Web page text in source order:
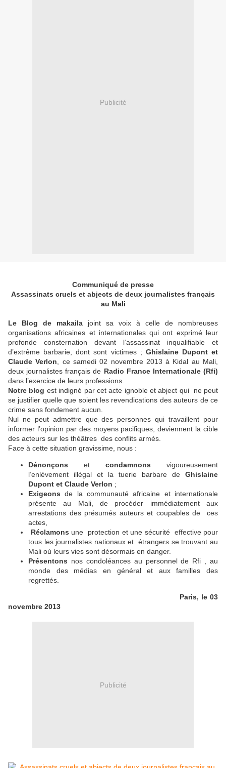
Publicité
Communiqué de presse
Assassinats cruels et abjects de deux journalistes français
au Mali
Le Blog de makaila joint sa voix à celle de nombreuses
organisations africaines et internationales qui ont exprimé leur
profonde consternation devant l’assassinat inqualifiable et
d’extrême barbarie, dont sont victimes ; Ghislaine Dupont et
Claude Verlon , ce samedi 02 novembre 2013 à Kidal au Mali,
deux journalistes français de Radio France Internationale (Rfi)
dans l’exercice de leurs professions.
Notre blog est indigné par cet acte ignoble et abject qui ne peut
se justifier quelle que soient les revendications des auteurs de ce
crime sans fondement aucun.
Nul ne peut admettre que des personnes qui travaillent pour
informer l’opinion par des moyens pacifiques, deviennent la cible
des acteurs sur les théâtres des conflits armés.
Face à cette situation gravissime, nous :
Dénonçons et condamnons vigoureusement
l’enlèvement illégal et la tuerie barbare de Ghislaine
Dupont et Claude Verlon ;
Exigeons de la communauté africaine et internationale
présente au Mali, de procéder immédiatement aux
arrestations des présumés auteurs et coupables de ces
actes,
Réclamons une protection et une sécurité effective pour
tous les journalistes nationaux et étrangers se trouvant au
Mali où leurs vies sont désormais en danger.
Présentons nos condoléances au personnel de Rfi , au
monde des médias en général et aux familles des
regrettés.
Paris, le 03
novembre 2013
Publicité